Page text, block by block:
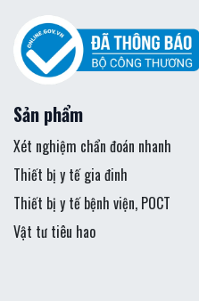
Sản phẩm
Xét nghiệm chẩn đoán nhanh
Thiết bị y tế gia đinh
Thiết bị y tế bệnh viện, POCT
Vật tư tiêu hao